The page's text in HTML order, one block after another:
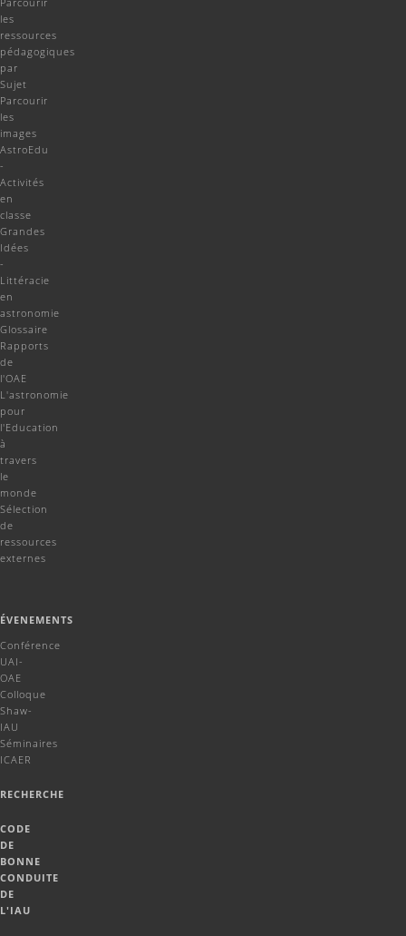
les
ressources
pédagogiques
par
Sujet
Parcourir
les
images
AstroEdu
-
Activités
en
classe
Grandes
Idées
-
Littéracie
en
astronomie
Glossaire
Rapports
de
l'OAE
L'astronomie
pour
l'Education
à
travers
le
monde
Sélection
de
ressources
externes
ÉVENEMENTS
Conférence
UAI-
OAE
Colloque
Shaw-
IAU
Séminaires
ICAER
RECHERCHE
CODE
DE
BONNE
CONDUITE
DE
L'IAU